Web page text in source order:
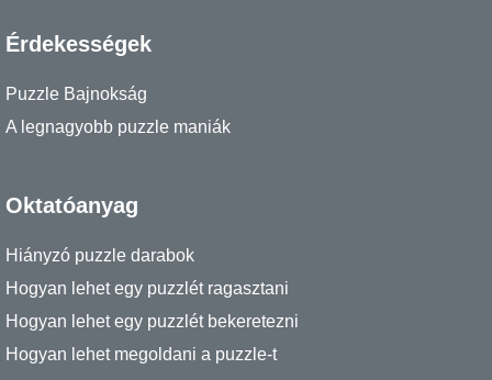
Érdekességek
Puzzle Bajnokság
A legnagyobb puzzle maniák
Oktatóanyag
Hiányzó puzzle darabok
Hogyan lehet egy puzzlét ragasztani
Hogyan lehet egy puzzlét bekeretezni
Hogyan lehet megoldani a puzzle-t